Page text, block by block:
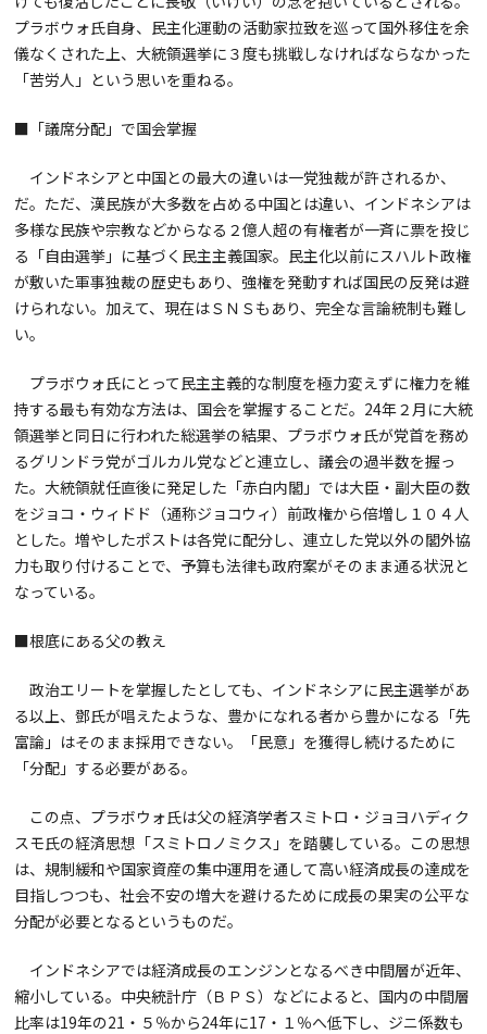
プラボウォ氏自身、民主化運動の活動家拉致を巡って国外移住を余
儀なくされた上、大統領選挙に３度も挑戦しなければならなかった
「苦労人」という思いを重ねる。
■「議席分配」で国会掌握
インドネシアと中国との最大の違いは一党独裁が許されるか、
だ。ただ、漢民族が大多数を占める中国とは違い、インドネシアは
多様な民族や宗教などからなる２億人超の有権者が一斉に票を投じ
る「自由選挙」に基づく民主主義国家。民主化以前にスハルト政権
が敷いた軍事独裁の歴史もあり、強権を発動すれば国民の反発は避
けられない。加えて、現在はＳＮＳもあり、完全な言論統制も難し
い。
プラボウォ氏にとって民主主義的な制度を極力変えずに権力を維
持する最も有効な方法は、国会を掌握することだ。24年２月に大統
領選挙と同日に行われた総選挙の結果、プラボウォ氏が党首を務め
るグリンドラ党がゴルカル党などと連立し、議会の過半数を握っ
た。大統領就任直後に発足した「赤白内閣」では大臣・副大臣の数
をジョコ・ウィドド（通称ジョコウィ）前政権から倍増し１０４人
とした。増やしたポストは各党に配分し、連立した党以外の閣外協
力も取り付けることで、予算も法律も政府案がそのまま通る状況と
なっている。
■根底にある父の教え
政治エリートを掌握したとしても、インドネシアに民主選挙があ
る以上、鄧氏が唱えたような、豊かになれる者から豊かになる「先
富論」はそのまま採用できない。「民意」を獲得し続けるために
「分配」する必要がある。
この点、プラボウォ氏は父の経済学者スミトロ・ジョヨハディク
スモ氏の経済思想「スミトロノミクス」を踏襲している。この思想
は、規制緩和や国家資産の集中運用を通して高い経済成長の達成を
目指しつつも、社会不安の増大を避けるために成長の果実の公平な
分配が必要となるというものだ。
インドネシアでは経済成長のエンジンとなるべき中間層が近年、
縮小している。中央統計庁（ＢＰＳ）などによると、国内の中間層
比率は19年の21・５％から24年に17・１％へ低下し、ジニ係数も